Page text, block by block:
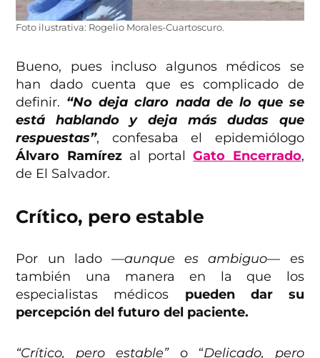
Foto ilustrativa: Rogelio Morales-Cuartoscuro.
Bueno, pues incluso algunos médicos se
han dado cuenta que es complicado de
definir. “No deja claro nada de lo que se
está hablando y deja más dudas que
respuestas”, confesaba el epidemiólogo
Álvaro Ramírezal portalGato Encerrado,
de El Salvador.
Crítico, pero estable
Por un lado—aunque es ambiguo— es
también una manera en la que los
especialistas médicos pueden dar su
percepción del futuro del paciente.
“Crítico, pero estable”o “Delicado, pero